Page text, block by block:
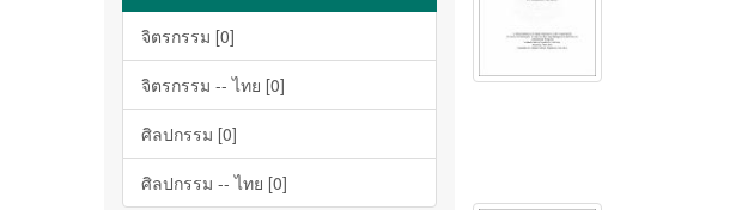
จิตรกรรม [0]
จิตรกรรม -- ไทย [0]
ศิลปกรรม [0]
ศิลปกรรม -- ไทย [0]